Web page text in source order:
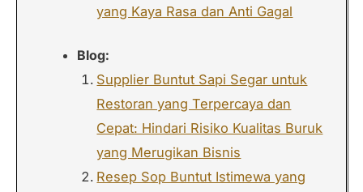
yang Kaya Rasa dan Anti Gagal
Blog:
Supplier Buntut Sapi Segar untuk
Restoran yang Terpercaya dan
Cepat: Hindari Risiko Kualitas Buruk
yang Merugikan Bisnis
Resep Sop Buntut Istimewa yang